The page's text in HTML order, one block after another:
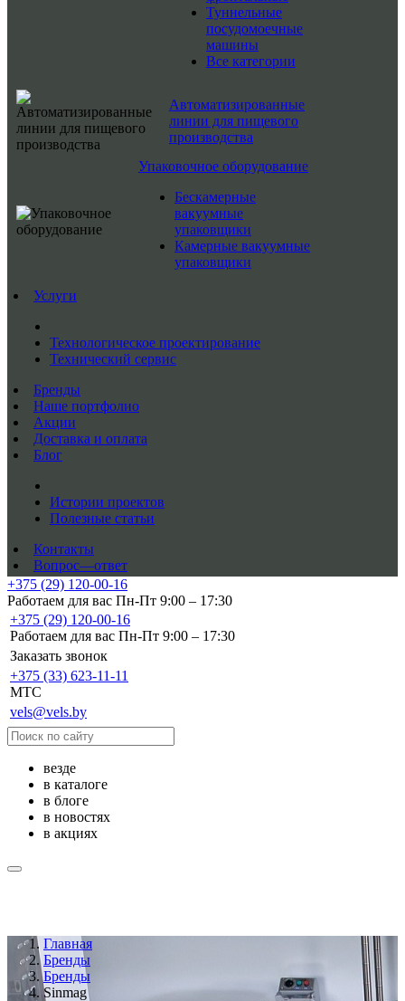
Туннельные
посудомоечные
машины
Все категории
Автоматизированные
линии для пищевого
производства
Упаковочное оборудование
Бескамерные
вакуумные
упаковщики
Камерные вакуумные
упаковщики
Услуги
Технологическое проектирование
Технический сервис
Бренды
Наше портфолио
Акции
Доставка и оплата
Блог
Истории проектов
Полезные статьи
Контакты
Вопрос—ответ
+375 (29) 120-00-16
Работаем для вас Пн-Пт 9:00 – 17:30
+375 (29) 120-00-16
Работаем для вас Пн-Пт 9:00 – 17:30
Заказать звонок
+375 (33) 623-11-11
MTC
vels@vels.by
везде
в каталоге
в блоге
в новостях
в акциях
Главная
Бренды
Бренды
Sinmag